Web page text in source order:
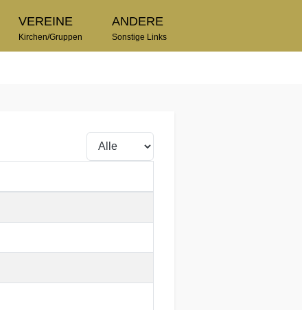
VEREINE
Kirchen/Gruppen
ANDERE
Sonstige Links
Anzeige #